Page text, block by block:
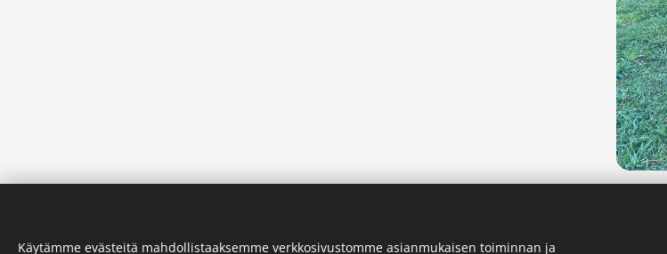
Käytämme evästeitä mahdollistaaksemme verkkosivustomme asianmukaisen toiminnan ja